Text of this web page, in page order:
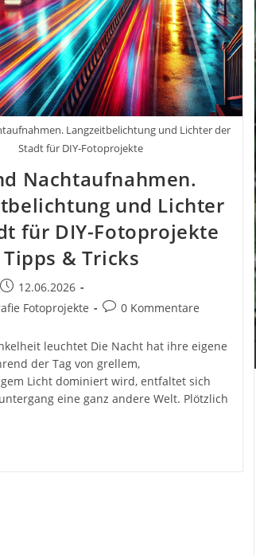
Langzeitbelichtung und Lichter der
Stadt für DIY-Fotoprojekte
Nachtaufnahmen.
und Lichter
für DIY-Fotoprojekte
& Tricks
Beitrag12.06.2026
Fotoprojekte
Beitrags-
0 Kommentare
leuchtet Die Nacht hat ihre eigene
der Tag von grellem,
Licht dominiert wird, entfaltet sich
eine ganz andere Welt. Plötzlich